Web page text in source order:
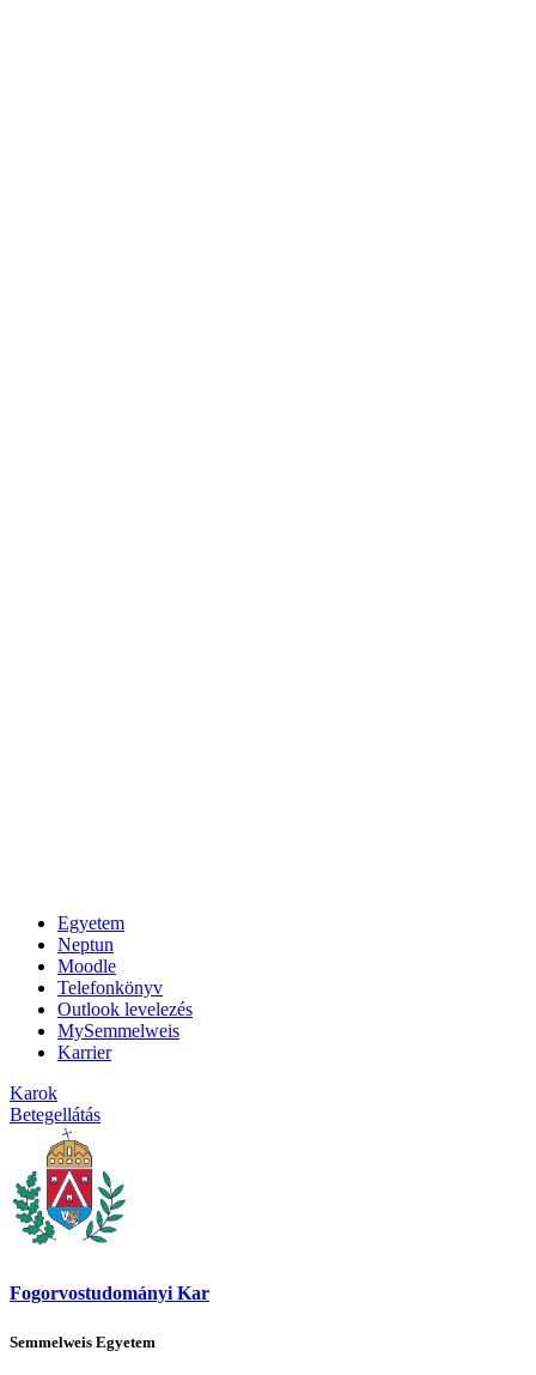
Egyetem
Neptun
Moodle
Telefonkönyv
Outlook levelezés
MySemmelweis
Karrier
Karok
Betegellátás
Fogorvostudományi Kar
Semmelweis Egyetem